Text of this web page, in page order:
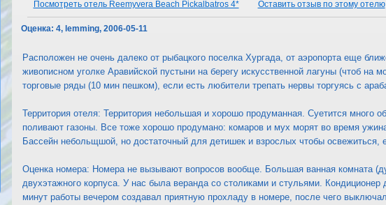
Посмотреть отель Reemyvera Beach Pickalbatros 4* Оставить отзыв по этому отелю
Оценка: 4, lemming, 2006-05-11
Расположен не очень далеко от рыбацкого поселка Хургада, от аэропорта еще
живописном уголке Аравийской пустыни на берегу искусственной лагуны (чтоб на
торговые ряды (10 мин пешком), если есть любители трепать нервы торгуясь с
Территория отеля: Территория небольшая и хорошо продуманная. Суетится много
поливают газоны. Все тоже хорошо продумано: комаров и мух морят во время
Бассейн небольщшой, но достаточный для детишек и взрослых чтобы освежиться,
Оценка номера: Номера не вызывают вопросов вообще. Большая ванная комната
двухэтажного корпуса. У нас была веранда со столиками и стульями.
минут работы вечером создавал приятную прохладу в номере, после чего